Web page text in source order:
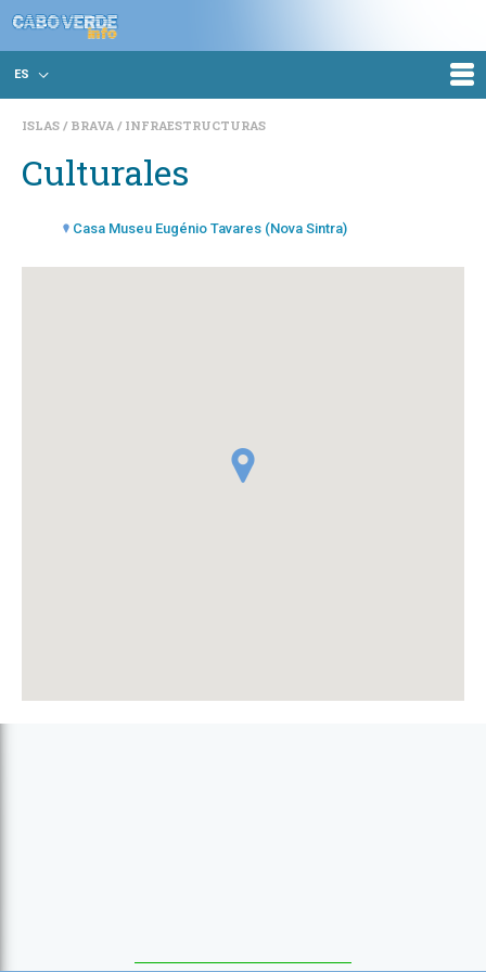
ES
ISLAS BRAVA INFRAESTRUCTURAS
Culturales
Casa Museu Eugénio Tavares (Nova Sintra)